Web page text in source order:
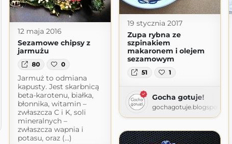
19 stycznia 2017
Zupa rybna ze
szpinakiem
makaronem i olejem
sezamowym
51 1
Gocha gotuje!
gochagotuje.blogspot.com
12 maja 2016
Sezamowe chipsy z
jarmużu
80 0
Jarmuż to odmiana
kapusty. Jest skarbnicą
beta-karotenu, białka,
błonnika, witamin –
zwłaszcza C i K, soli
mineralnych –
zwłaszcza wapnia i
potasu, oraz (...)